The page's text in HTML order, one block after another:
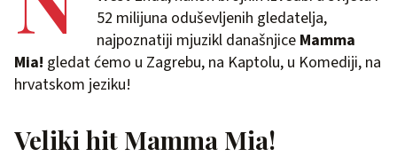
52 milijuna oduševljenih gledatelja,
najpoznatiji mjuzikl današnjice Mamma
Mia! gledat ćemo u Zagrebu, na Kaptolu, u Komediji, na
hrvatskom jeziku!
Veliki hit Mamma Mia!